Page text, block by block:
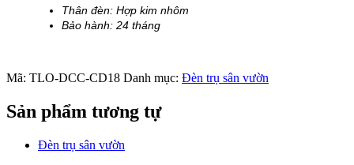
Thân đèn: Hợp kim nhôm
Bảo hành: 24 tháng
Mã: TLO-DCC-CD18 Danh mục: Đèn trụ sân vườn
Sản phẩm tương tự
Đèn trụ sân vườn